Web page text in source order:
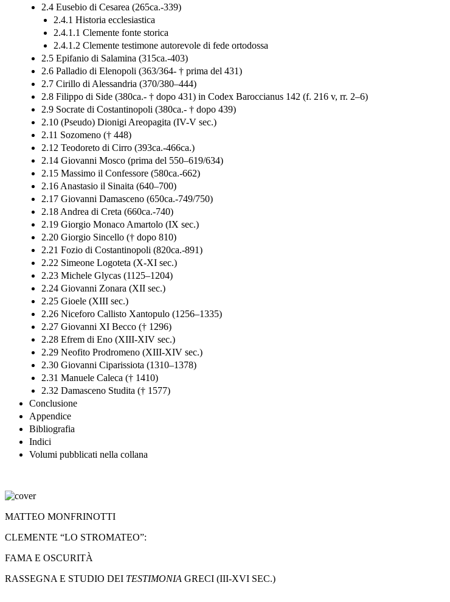
2.4 Eusebio di Cesarea (265ca.-339)
2.4.1 Historia ecclesiastica
2.4.1.1 Clemente fonte storica
2.4.1.2 Clemente testimone autorevole di fede ortodossa
2.5 Epifanio di Salamina (315ca.-403)
2.6 Palladio di Elenopoli (363/364- † prima del 431)
2.7 Cirillo di Alessandria (370/380–444)
2.8 Filippo di Side (380ca.- † dopo 431) in Codex Baroccianus 142 (f. 216 v, rr. 2–6)
2.9 Socrate di Costantinopoli (380ca.- † dopo 439)
2.10 (Pseudo) Dionigi Areopagita (IV-V sec.)
2.11 Sozomeno († 448)
2.12 Teodoreto di Cirro (393ca.-466ca.)
2.14 Giovanni Mosco (prima del 550–619/634)
2.15 Massimo il Confessore (580ca.-662)
2.16 Anastasio il Sinaita (640–700)
2.17 Giovanni Damasceno (650ca.-749/750)
2.18 Andrea di Creta (660ca.-740)
2.19 Giorgio Monaco Amartolo (IX sec.)
2.20 Giorgio Sincello († dopo 810)
2.21 Fozio di Costantinopoli (820ca.-891)
2.22 Simeone Logoteta (X-XI sec.)
2.23 Michele Glycas (1125–1204)
2.24 Giovanni Zonara (XII sec.)
2.25 Gioele (XIII sec.)
2.26 Niceforo Callisto Xantopulo (1256–1335)
2.27 Giovanni XI Becco († 1296)
2.28 Efrem di Eno (XIII-XIV sec.)
2.29 Neofito Prodromeno (XIII-XIV sec.)
2.30 Giovanni Ciparissiota (1310–1378)
2.31 Manuele Caleca († 1410)
2.32 Damasceno Studita († 1577)
Conclusione
Appendice
Bibliografia
Indici
Volumi pubblicati nella collana
MATTEO MONFRINOTTI
CLEMENTE “LO STROMATEO”:
FAMA E OSCURITÀ
RASSEGNA E STUDIO DEI TESTIMONIA GRECI (III-XVI SEC.)